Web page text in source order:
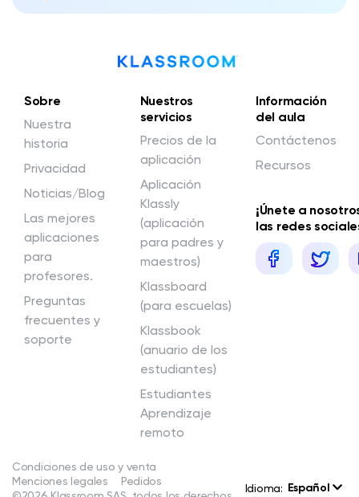
Sobre
Nuestra
historia
Privacidad
Noticias/Blog
Las mejores
aplicaciones
para
profesores.
Preguntas
frecuentes y
soporte
Nuestros
servicios
Precios de la
aplicación
Aplicación
Klassly
(aplicación
para padres y
maestros)
Klassboard
(para escuelas)
Klassbook
(anuario de los
estudiantes)
Estudiantes
Aprendizaje
remoto
Información
del aula
Contáctenos
Recursos
¡Únete a
las redes
Condiciones de uso y venta
Menciones legales
Pedidos
Idioma: Español